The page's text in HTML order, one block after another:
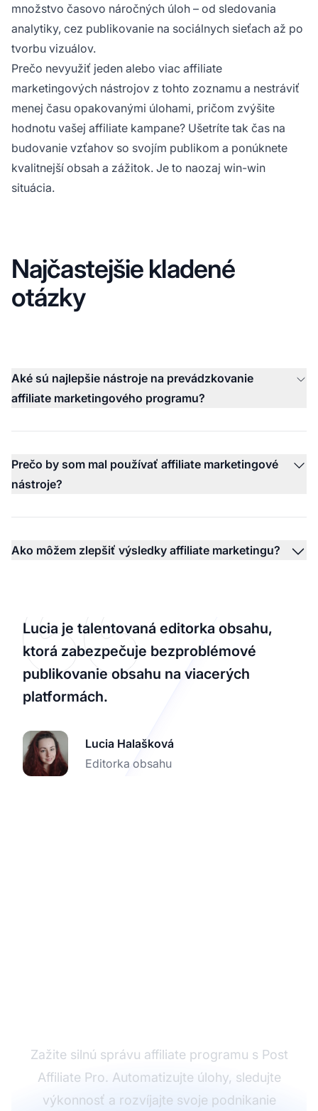
množstvo časovo náročných úloh – od sledovania
analytiky, cez publikovanie na sociálnych sieťach až po
tvorbu vizuálov.
Prečo nevyužiť jeden alebo viac affiliate
marketingových nástrojov z tohto zoznamu a nestráviť
menej času opakovanými úlohami, pričom zvýšite
hodnotu vašej affiliate kampane? Ušetríte tak čas na
budovanie vzťahov so svojím publikom a ponúknete
kvalitnejší obsah a zážitok. Je to naozaj win-win
situácia.
Najčastejšie kladené
otázky
Aké sú najlepšie nástroje na prevádzkovanie
affiliate marketingového programu?
Prečo by som mal používať affiliate marketingové
nástroje?
Ako môžem zlepšiť výsledky affiliate marketingu?
Lucia je talentovaná editorka obsahu,
ktorá zabezpečuje bezproblémové
publikovanie obsahu na viacerých
platformách.
Lucia Halašková
Editorka obsahu
Zažite silnú správu affiliate programu s Post
Affiliate Pro. Automatizujte úlohy, sledujte
výkonnosť a rozvíjajte svoje podnikanie